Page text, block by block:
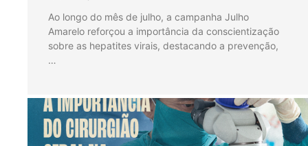
Ao longo do mês de julho, a campanha Julho
Amarelo reforçou a importância da conscientização
sobre as hepatites virais, destacando a prevenção,
…